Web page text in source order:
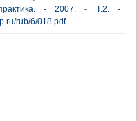
- 2007. - Т.2. -
rub/6/018.pdf